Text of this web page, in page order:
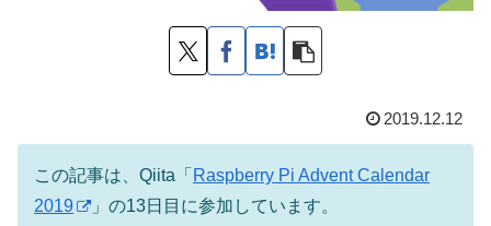
2019.12.12
この記事は、Qiita「 Raspberry Pi Advent Calendar
2019
」の13日目に参加しています。